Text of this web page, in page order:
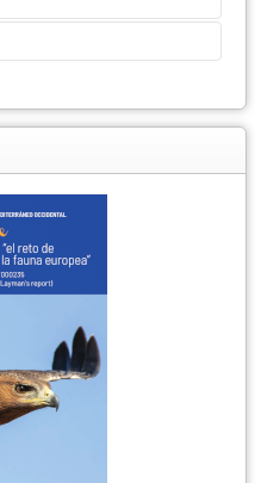
NAT/ES/000235) quiere contribuir
por GREFA y también participan
la Fundació Natura Parc
Gobierno de Navarra,